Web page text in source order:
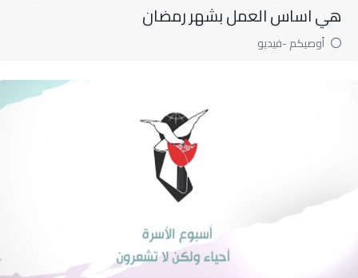
هي اساس العمل بشهر رمضان
أوصيكم -فيديو